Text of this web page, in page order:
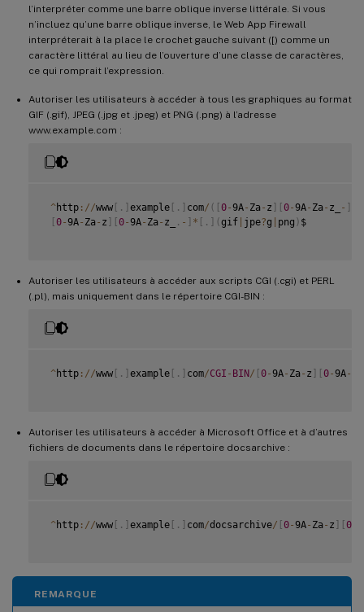
l’interpréter comme une barre oblique inverse littérale. Si vous
n’incluez qu’une barre oblique inverse, le Web App Firewall
interpréterait à la place le crochet gauche suivant ([) comme un
caractère littéral au lieu de l’ouverture d’une classe de caractères,
ce qui romprait l’expression.
Autoriser les utilisateurs à accéder à tous les graphiques au format
GIF (.gif), JPEG (.jpg et .jpeg) et PNG (.png) à l’adresse
www.example.com :
^http : //www [ . ] example [ . ] com/ ( [0- 9A- Za- z ] [0- 9A- Za- z_ - ]
[0- 9A- Za- z ] [0- 9A- Za- z_ . - ] * [ . ] (gif jpe?g png ) $
Autoriser les utilisateurs à accéder aux scripts CGI (.cgi) et PERL
(.pl), mais uniquement dans le répertoire CGI-BIN :
^http : //www [ . ] example [ . ] com/CGI - BIN/ [0- 9A- Za- z ] [0- 9A-
Autoriser les utilisateurs à accéder à Microsoft Office et à d’autres
fichiers de documents dans le répertoire docsarchive :
^http : //www [ . ] example [ . ] com/docsarchive/ [0- 9A- Za- z ] [0
REMARQUE